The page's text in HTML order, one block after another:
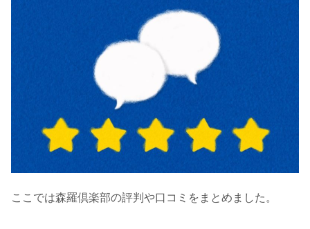
ここでは森羅倶楽部の評判や口コミをまとめました。